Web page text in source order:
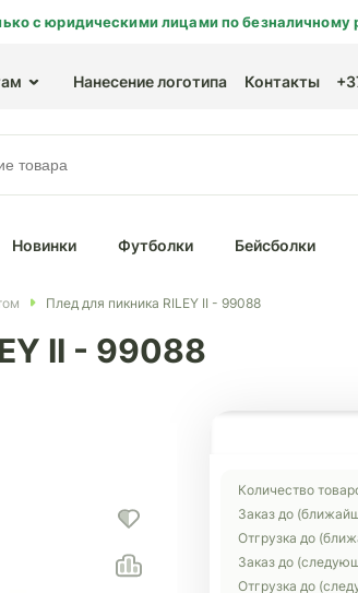
с юридическими лицами по безналичному
Нанесение логотипа Контакты
Новинки Футболки Бейсболки
Плед для пикника RILEY II - 99088
II - 99088
Количество
Заказ до
Отгрузка до
Заказ до
Отгрузка до